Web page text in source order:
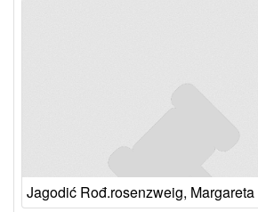
Jagodić Rođ.rosenzweig, Margareta